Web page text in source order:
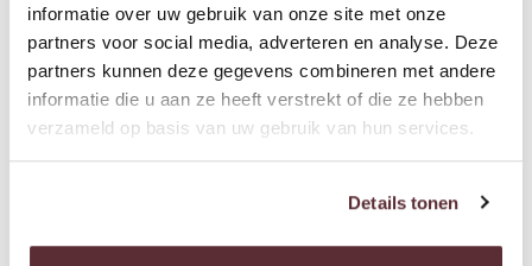
informatie over uw gebruik van onze site met onze
partners voor social media, adverteren en analyse. Deze
partners kunnen deze gegevens combineren met andere
informatie die u aan ze heeft verstrekt of die ze hebben
verzameld op basis van uw gebruik van hun services.
Details tonen
BEKIJK OOK ONDERSTAANDE FOTOS